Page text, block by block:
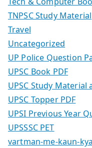
TNPSC Study Material
Travel
Uncategorized
UP Police Question
UPSC Book PDF
UPSC Study Material
UPSC Topper PDF
UPSI Previous Year
UPSSSC PET
vartman-me-kaun-